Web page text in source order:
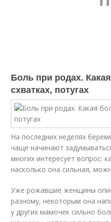
Боль при родах.
схватках, потугах
На последних неделях
чаще начинают
многих интересует вопрос:
насколько она сильная,
Уже рожавшие женщины
разному, некоторым она
у других мамочек сильно